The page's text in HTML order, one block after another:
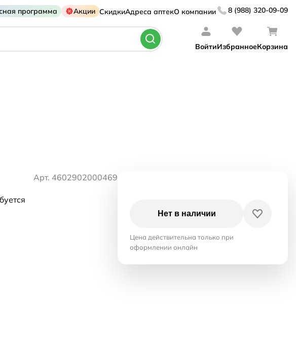
программа Акции СкидкиАдреса аптекО компании 8 (988) 320-09-09
ВойтиИзбранноеКорзина
Арт. 4602902000469
Нет в наличии
Цена действительна только при
оформлении онлайн